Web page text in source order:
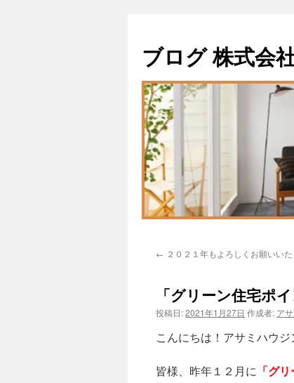
ブログ 株式会
← ２０２１年もよろしくお願いいた
「グリーン住宅ポ
投稿日:2021年1月27日 作成者: ア
こんにちは！アサミハウジ
皆様、昨年１２月に 「グ